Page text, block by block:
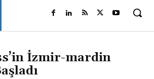
İzmir-mardin